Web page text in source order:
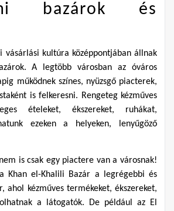
bazárok és
vásárlási kultúra középpontjában állnak
A legtöbb városban az óváros
működnek színes, nyüzsgő piacterek,
is felkeresni. Rengeteg kézműves
ételeket, ékszereket, ruhákat,
ezeken a helyeken, lenyűgöző
Khan el-Khalili Bazár a legrégebbi és
ahol kézműves termékeket, ékszereket,
a látogatók. De például az El